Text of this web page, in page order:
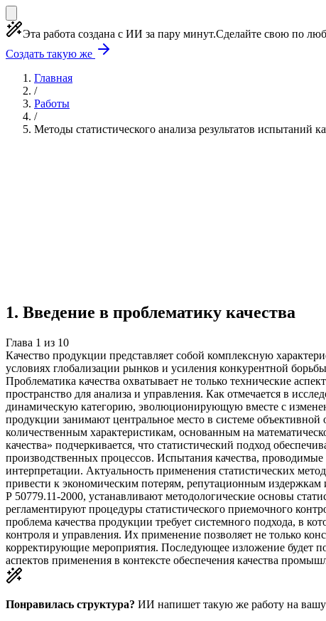
Эта работа создана с ИИ за пару минут.Сделайте свою по
Создать такую же
Главная
/
Работы
/
Методы статистического анализа результатов испытаний
1. Введение в проблематику качества
Глава 1 из 10
Качество продукции представляет собой комплексную
условиях глобализации рынков и усиления конкурентной
Проблематика качества охватывает не только технические
пространство для анализа и управления. Как отмечается в
динамическую категорию, эволюционирующую вместе с
продукции занимают центральное место в системе
количественным характеристикам, основанным на
качества» подчеркивается, что статистический подход
производственных процессов. Испытания качества,
интерпретации. Актуальность применения статистических
привести к экономическим потерям, репутационным
Р 50779.11-2000, устанавливают методологические основы
регламентируют процедуры статистического приемочного
проблема качества продукции требует системного подхода, в
контроля и управления. Их применение позволяет не только
корректирующие мероприятия. Последующее изложение будет
аспектов применения в контексте обеспечения качества
Понравилась структура? ИИ напишет такую же работу на